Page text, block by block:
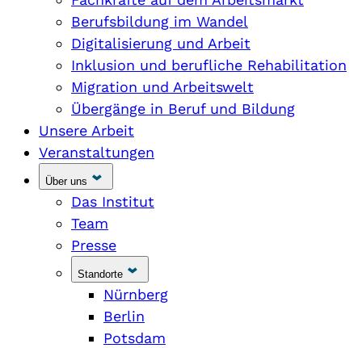
Berufsbildung im Wandel
Digitalisierung und Arbeit
Inklusion und berufliche Rehabilitation
Migration und Arbeitswelt
Übergänge in Beruf und Bildung
Unsere Arbeit
Veranstaltungen
Über uns
Das Institut
Team
Presse
Standorte
Nürnberg
Berlin
Potsdam